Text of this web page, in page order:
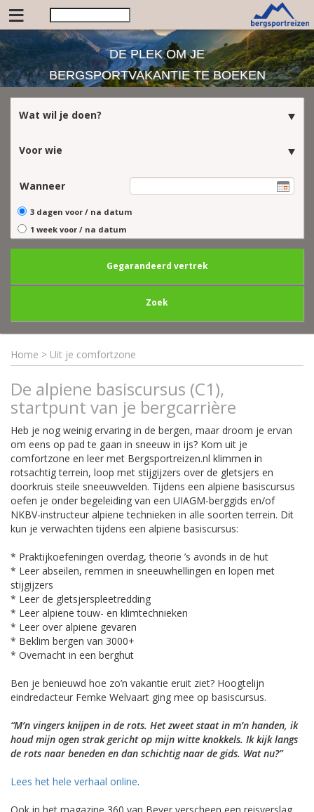
≡
DE PLEK OM JE
BERGSPORTVAKANTIE TE BOEKEN
Wat wil je doen?
Voor wie
Wanneer
3 dagen voor / na datum
1 week voor / na datum
Gegarandeerd vertrek
Zoek
Home > Uit je comfortzone
De alpiene basiscursus (C1),
startpunt van je bergcarrière
Heb je nog weinig ervaring in de bergen, maar droom je ervan
om eens op pad te gaan in sneeuw in ijs? Kom uit je
comfortzone en leer met Bergsportreizen.nl klimmen in
rotsachtig terrein, loop met stijgijzers over de gletsjers en
doorkruis steile sneeuwvelden. Tijdens een alpiene basiscursus
oefen je onder begeleiding van een UIAGM-berggids en/of
NKBV-instructeur alpiene technieken in alle soorten terrein. Dit
kun je verwachten tijdens een alpiene basiscursus:
* Praktijkoefeningen overdag, theorie ’s avonds in de hut
* Leer abseilen, remmen in sneeuwhellingen en lopen met
stijgijzers
* Leer de gletsjerspleetredding
* Leer alpiene touw- en klimtechnieken
* Leer over alpiene gevaren
* Beklim bergen van 3000+
* Overnacht in een berghut
Ben je benieuwd hoe zo’n vakantie eruit ziet? Hoogtelijn
eindredacteur Femke Welvaart ging mee op basiscursus.
“M’n vingers knijpen in de rots. Het zweet staat in m’n handen, ik
houd mijn ogen strak gericht op mijn witte knokkels. Ik kijk langs
de rots naar beneden en dan schichtig naar de gids. Wat nu?”
Lees het hele verhaal online.